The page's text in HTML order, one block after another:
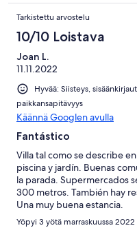
atemberaubenden Blick
ständig bewohnt ist, klar.
eingerichtet und nicht
Bewertungen als Sorge
kaputt! Die Menschen, die
und hilfreich. Pool ist
kontrolliert. Alles in allem
was dazu gehört! Vielen
Tarkistettu arvostelu
10/10 Loistava
Joan L.
11.11.2022
Hyvää: Siisteys,
paikkansapitävyys
Käännä Googlen avulla
Fantástico
Villa tal como se describe
piscina y jardín. Buenas
la parada. Supermercados
300 metros. También hay
Una muy buena estancia.
Yöpyi 3 yötä marraskuussa 2022